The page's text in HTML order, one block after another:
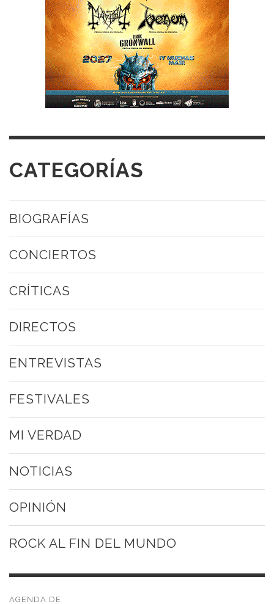
CATEGORÍAS
BIOGRAFÍAS
CONCIERTOS
CRÍTICAS
DIRECTOS
ENTREVISTAS
FESTIVALES
MI VERDAD
NOTICIAS
OPINIÓN
ROCK AL FIN DEL MUNDO